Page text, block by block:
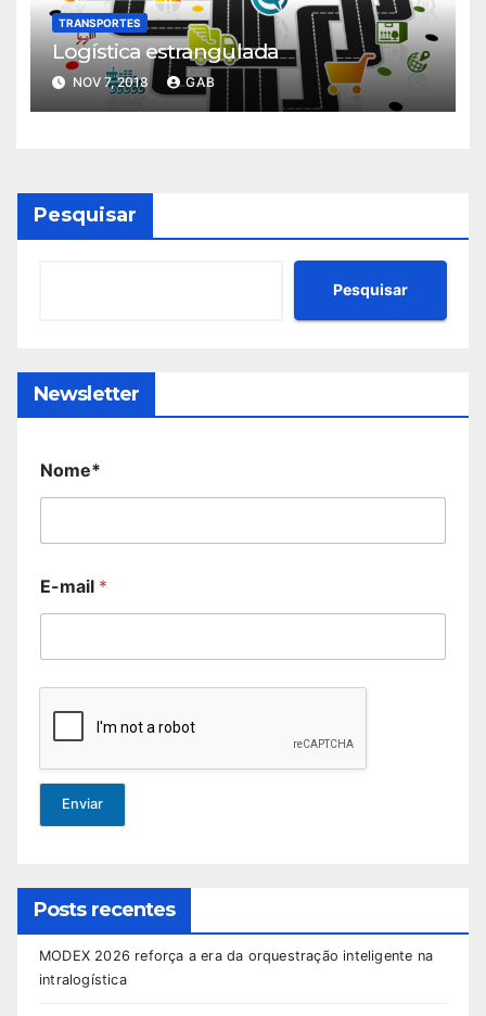
TRANSPORTES
Logística estrangulada
NOV 7, 2018 GAB
Pesquisar
Pesquisar
Newsletter
Nome*
E-mail *
Enviar
Posts recentes
MODEX 2026 reforça a era da orquestração inteligente na
intralogística